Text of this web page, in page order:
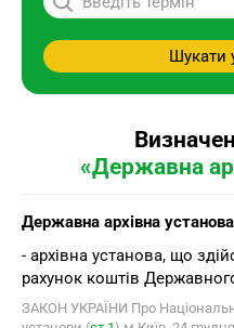
Шукати
«Державна
Державна архівна установа
- архівна установа, що
рахунок коштів
ЗАКОН УКРАЇНИ Про